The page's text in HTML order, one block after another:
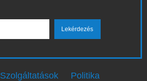
Szolgáltatások Politika